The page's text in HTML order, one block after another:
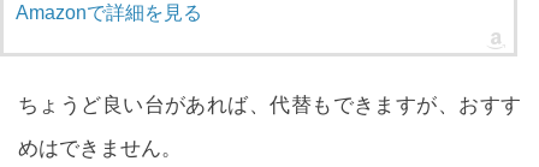
Amazonで詳細を見る
ちょうど良い台があれば、代替もできますが、おすす
めはできません。